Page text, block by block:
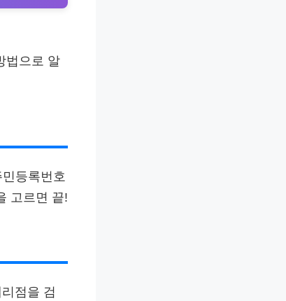
법으로 알
등록번호
고르면 끝!
점을 검